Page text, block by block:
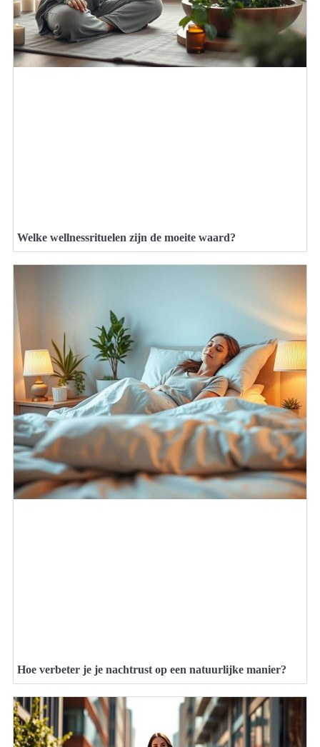
Welke wellnessrituelen zijn de moeite waard?
Hoe verbeter je je nachtrust op een natuurlijke manier?